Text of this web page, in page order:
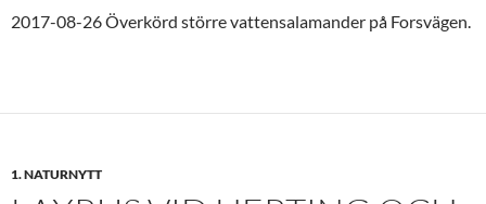
2017-08-26 Överkörd större vattensalamander på Forsvägen.
1. NATURNYTT